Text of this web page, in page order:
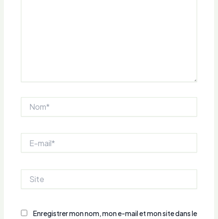
mail*
Enregistrer mon nom, mon e-mail et mon site dans le